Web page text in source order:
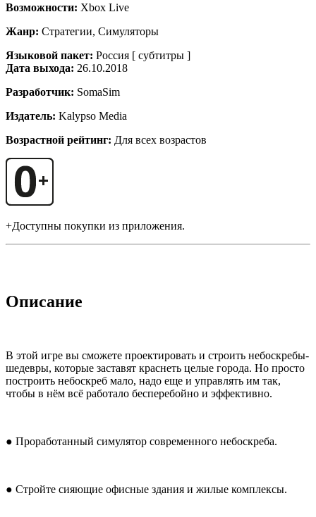
Возможности: Xbox Live
Жанр: Стратегии, Симуляторы
Языковой пакет: Россия [ субтитры ]
Дата выхода: 26.10.2018
Разработчик: SomaSim
Издатель: Kalypso Media
Возрастной рейтинг: Для всех возрастов
+Доступны покупки из приложения.
Описание
В этой игре вы сможете проектировать и строить небоскребы-
шедевры, которые заставят краснеть целые города. Но просто
построить небоскреб мало, надо еще и управлять им так,
чтобы в нём всё работало бесперебойно и эффективно.
● Проработанный симулятор современного небоскреба.
● Стройте сияющие офисные здания и жилые комплексы.